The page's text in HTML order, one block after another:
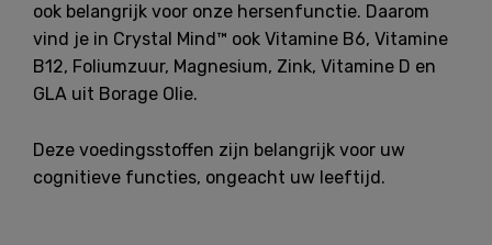
ook belangrijk voor onze hersenfunctie. Daarom
vind je in Crystal Mind™ ook Vitamine B6, Vitamine
B12, Foliumzuur, Magnesium, Zink, Vitamine D en
GLA uit Borage Olie.
Deze voedingsstoffen zijn belangrijk voor uw
cognitieve functies, ongeacht uw leeftijd.